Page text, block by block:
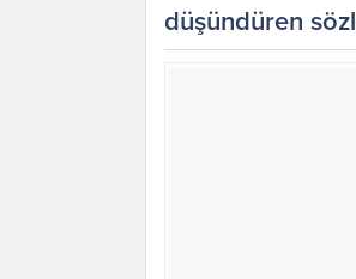
düşündüren